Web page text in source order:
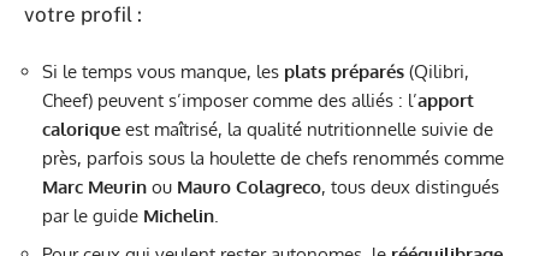
votre profil :
Si le temps vous manque, les plats préparés (Qilibri,
Cheef) peuvent s’imposer comme des alliés : l’apport
calorique est maîtrisé, la qualité nutritionnelle suivie de
près, parfois sous la houlette de chefs renommés comme
Marc Meurin ou Mauro Colagreco, tous deux distingués
par le guide Michelin.